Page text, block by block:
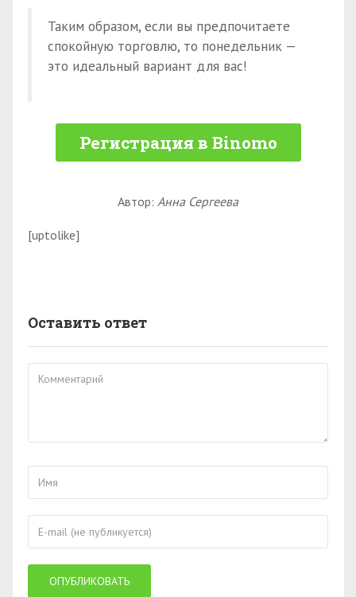
Таким образом, если вы предпочитаете
спокойную торговлю, то понедельник —
это идеальный вариант для вас!
Регистрация в Binomo
Автор: Анна Сергеева
[uptolike]
Оставить ответ